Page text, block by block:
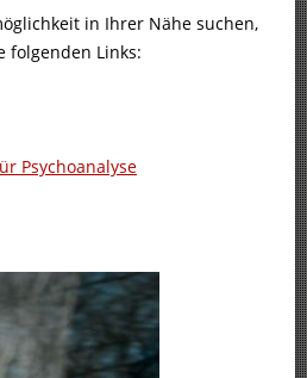
in Ihrer Nähe suchen,
folgenden Links:
Psychoanalyse